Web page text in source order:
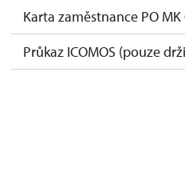
Karta zaměstnance PO
Průkaz ICOMOS (pouze